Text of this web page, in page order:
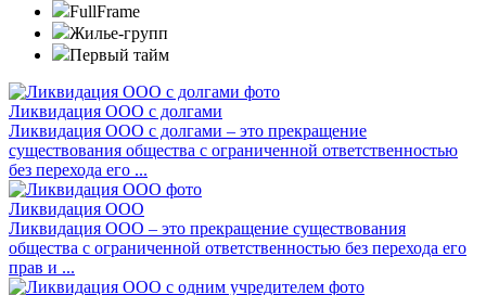
FullFrame
Жилье-групп
Первый тайм
Ликвидация ООО с долгами
Ликвидация ООО с долгами – это прекращение
существования общества с ограниченной ответственностью
без перехода его ...
Ликвидация ООО
Ликвидация ООО – это прекращение существования
общества с ограниченной ответственностью без перехода его
прав и ...